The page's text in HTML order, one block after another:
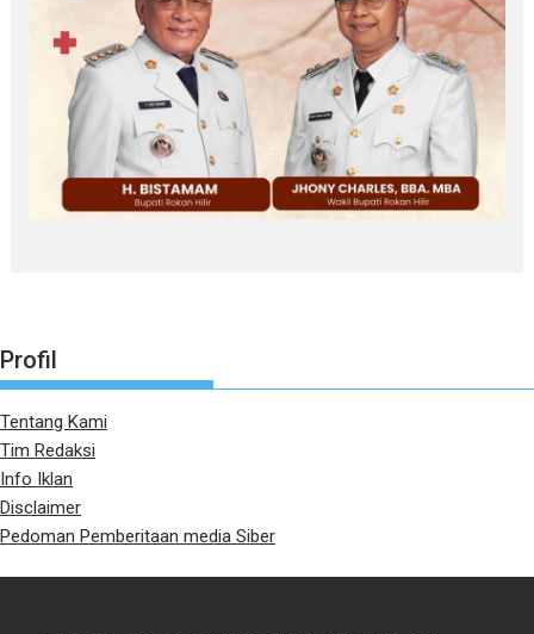
Profil
Tentang Kami
Tim Redaksi
Info Iklan
Disclaimer
Pedoman Pemberitaan media Siber